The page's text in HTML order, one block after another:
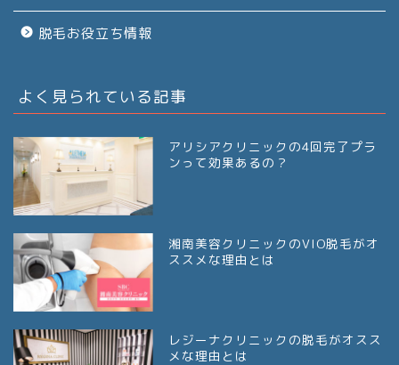
脱毛お役立ち情報
よく見られている記事
アリシアクリニックの4回完了プラ
ンって効果あるの？
湘南美容クリニックのVIO脱毛がオ
ススメな理由とは
レジーナクリニックの脱毛がオスス
メな理由とは